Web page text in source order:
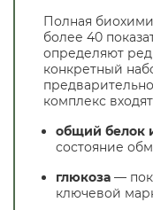
Полная
более 40
определяют
конкретный
комплекс
общий белок
состояние
глюкоза —
ключевой